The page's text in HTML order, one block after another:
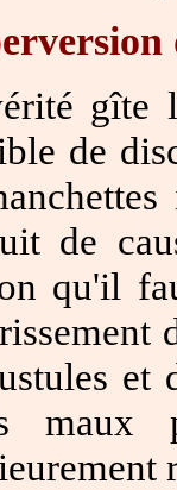
gîte
de
de
qu'il
et
maux